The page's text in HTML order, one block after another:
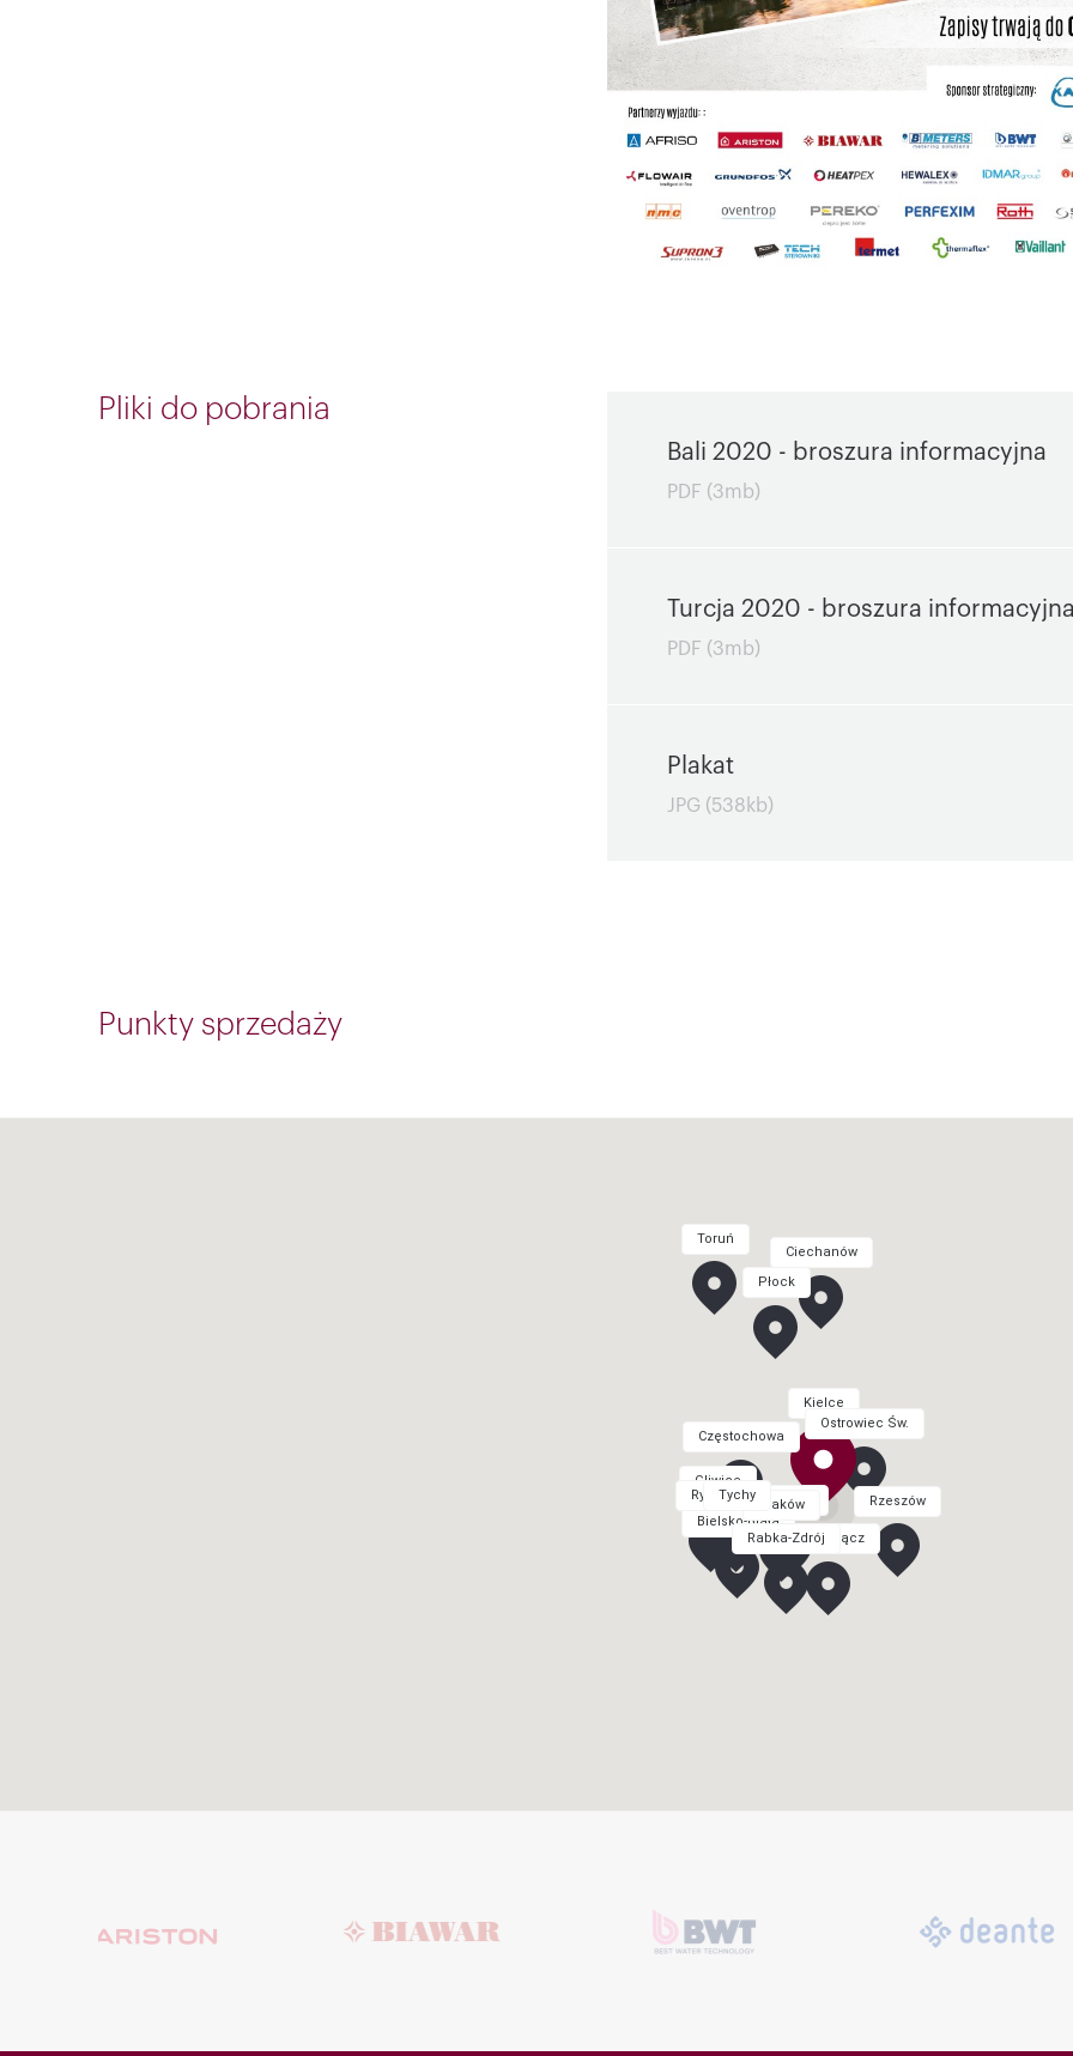
Pliki do pobrania
Bali 2020 - broszura informacyjna
PDF (3mb)
Turcja 2020 - broszura
PDF (3mb)
Plakat
JPG (538kb)
Punkty sprzedaży
Kielce
Bielsko-Biała
Ciechanów
Częstochowa
Gliwice
Kraków
Kraków
Nowy Sącz
Ostrowiec Św.
Płock
Rabka-Zdrój
Rybnik Rzeszów
Toruń
Tychy